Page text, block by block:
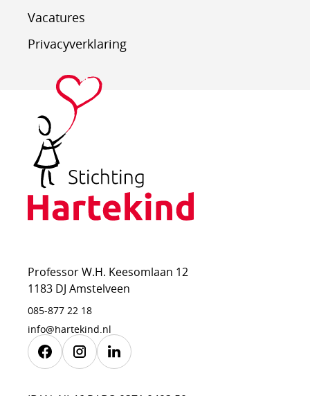
Vacatures
Privacyverklaring
Professor W.H. Keesomlaan 12
1183 DJ Amstelveen
085-877 22 18
info@hartekind.nl
FacebookInstagramLinkedin